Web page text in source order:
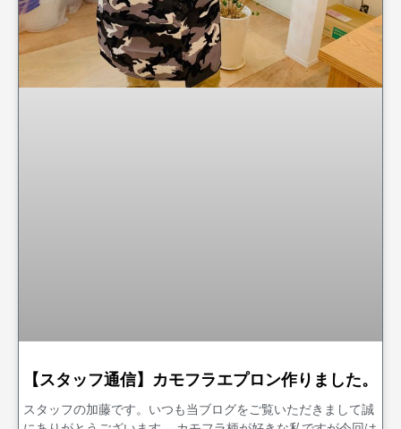
【スタッフ通信】カモフラエプロン作りました。
スタッフの加藤です。いつも当ブログをご覧いただきまして誠